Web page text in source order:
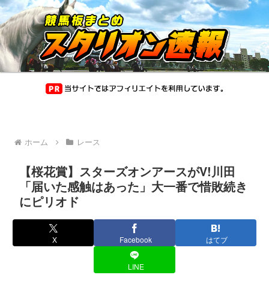
ホーム レース
【桜花賞】スターズオンアースがV!川田
「届いた感触はあった」大一番で惜敗続き
にピリオド
X Facebook はてブ
LINE